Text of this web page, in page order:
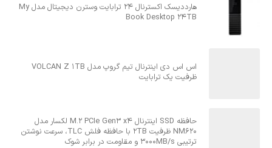
هارددیسک اکسترنال 24 ترابایت وسترن دیجیتال مدل My
Book Desktop 24TB
اس اس دی اینترنال تیم گروپ مدل VOLCAN Z 1TB
ظرفیت یک ترابایت
حافظه SSD اینترنال M.2 PCIe Gen3 x4 لکسار مدل
NM620 ظرفیت 2TB با حافظه فلش TLC، سرعت نوشتن
ترتیبی 3000MB/s و مقاومت در برابر شوک